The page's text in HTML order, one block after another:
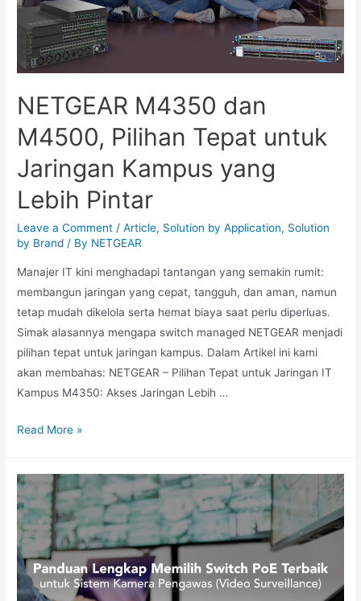
NETGEAR M4350 dan
M4500, Pilihan Tepat untuk
Jaringan Kampus yang
Lebih Pintar
Leave a Comment /Article, Solution by Application, Solution
by Brand / By NETGEAR
Manajer IT kini menghadapi tantangan yang semakin rumit:
membangun jaringan yang cepat, tangguh, dan aman, namun
tetap mudah dikelola serta hemat biaya saat perlu diperluas.
Simak alasannya mengapa switch managed NETGEAR menjadi
pilihan tepat untuk jaringan kampus. Dalam Artikel ini kami
akan membahas: NETGEAR – Pilihan Tepat untuk Jaringan IT
Kampus M4350: Akses Jaringan Lebih …
Read More »